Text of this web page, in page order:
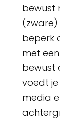
bewust
(zware)
beperk
met
bewust
voedt
media